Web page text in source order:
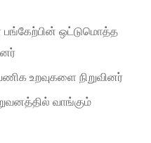
ஒட்டுமொத்த
உறவுகளை நிறுவினர்
வாங்கும்